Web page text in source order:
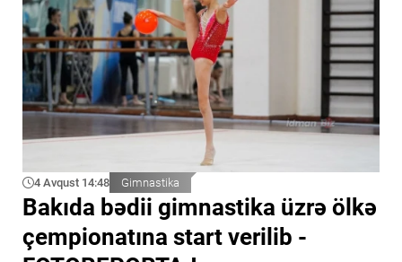
4 Avqust 14:48 Gimnastika
Bakıda bədii gimnastika üzrə ölkə
çempionatına start verilib -